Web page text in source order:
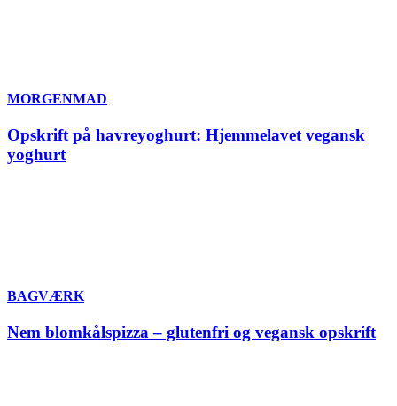
MORGENMAD
Opskrift på havreyoghurt: Hjemmelavet vegansk
yoghurt
BAGVÆRK
Nem blomkålspizza – glutenfri og vegansk opskrift